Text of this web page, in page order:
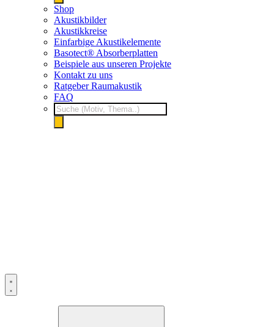
Shop
Akustikbilder
Akustikkreise
Einfarbige Akustikelemente
Basotect® Absorberplatten
Beispiele aus unseren Projekte
Kontakt zu uns
Ratgeber Raumakustik
FAQ
Products
search